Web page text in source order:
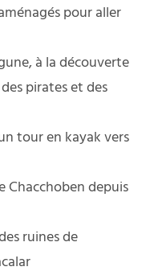
pour aller
à la découverte
pirates et des
tour en kayak vers
Chacchoben depuis
ruines de